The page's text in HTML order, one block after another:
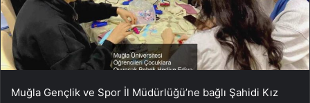
Muğla Gençlik ve Spor İl Müdürlüğü’ne bağlı Şahidi Kız